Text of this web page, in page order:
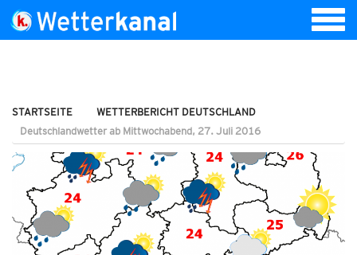
STARTSEITE
WETTERBERICHT DEUTSCHLAND
Deutschlandwetter ab Mittwochabend, 27. Juli 2016